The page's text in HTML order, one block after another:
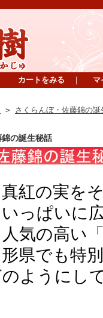
カートをみる ｜ マ
> さくらんぼ・佐藤錦の誕
錦の誕生秘話
紅の実を
いっぱい
人気の高い
県でも特
のようにし